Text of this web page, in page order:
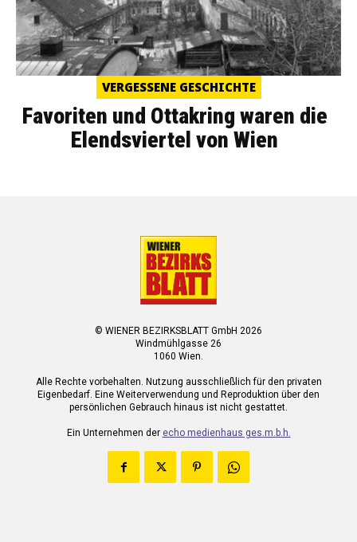
VERGESSENE GESCHICHTE
Favoriten und Ottakring waren die
Elendsviertel von Wien
© WIENER BEZIRKSBLATT GmbH 2026
Windmühlgasse 26
1060 Wien.
Alle Rechte vorbehalten. Nutzung ausschließlich für den privaten
Eigenbedarf. Eine Weiterverwendung und Reproduktion über den
persönlichen Gebrauch hinaus ist nicht gestattet.
Ein Unternehmen der echo medienhaus ges.m.b.h.